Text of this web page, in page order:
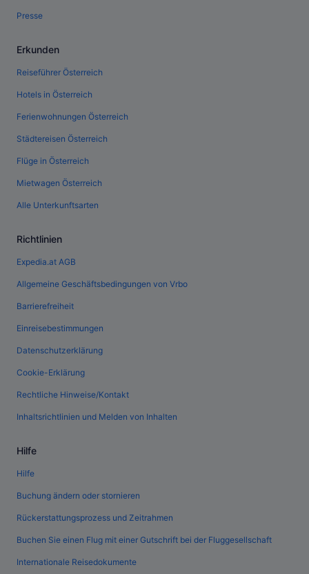
Presse
Erkunden
Reiseführer Österreich
Hotels in Österreich
Ferienwohnungen Österreich
Städtereisen Österreich
Flüge in Österreich
Mietwagen Österreich
Alle Unterkunftsarten
Richtlinien
Expedia.at AGB
Allgemeine Geschäftsbedingungen von Vrbo
Barrierefreiheit
Einreisebestimmungen
Datenschutzerklärung
Cookie-Erklärung
Rechtliche Hinweise/Kontakt
Inhaltsrichtlinien und Melden von Inhalten
Hilfe
Hilfe
Buchung ändern oder stornieren
Rückerstattungsprozess und Zeitrahmen
Buchen Sie einen Flug mit einer Gutschrift bei der Fluggesellschaft
Internationale Reisedokumente